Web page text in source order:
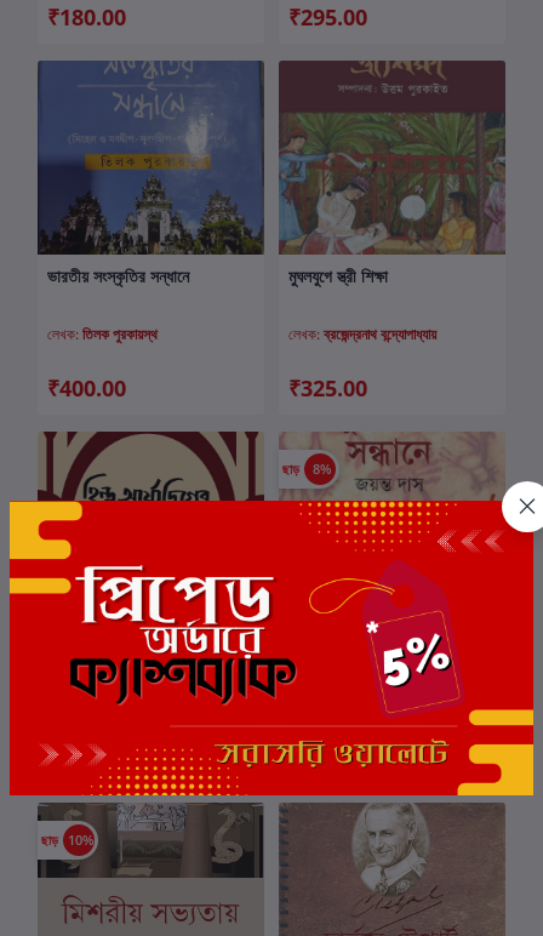
₹180.00 ₹295.00
কার্টে যোগ করুন
ভারতীয় সংস্কৃতির সন্ধানে
লেখক: তিলক পুরকায়স্থ
₹400.00
কার্টে যোগ করুন
মুঘলযুগে স্ত্রী শিক্ষা
লেখক:ব্রজেন্দ্রনাথ বন্দ্যোপাধ্যায়
₹325.00
কার্টে যোগ করুন
হিন্দু আর্য্যদিগের প্রাচীন ইতিহাস
রমেশ চন্দ্র দত্ত
₹450.00
ছাড় 8%
কার্টে যোগ করুন
মানুষের উৎস সন্ধানে
₹600.00 ₹550.00
ছাড় 10%